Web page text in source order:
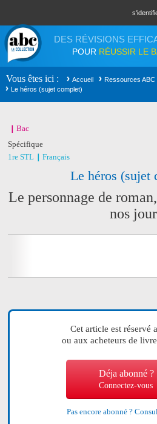
DES RÉVISIONS
POUR RÉUSSIR LE
Vous êtes ici Accueil
Ressources ABC
Le héros (sujet complet)
Bac
Spécifique
1re STL
Français
Le héros (sujet
Le personnage de
nos
Cet article est réservé
ou aux acheteurs de
Déja abonné ?
Connectez-vous
Pas encore abonné ?